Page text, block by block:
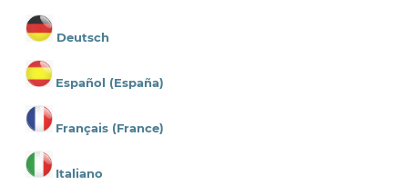
Deutsch
Español (España)
Français (France)
Italiano